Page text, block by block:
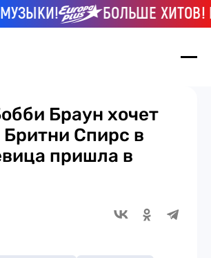
БОЛЬШЕ ХИТОВ!
Браун хочет
Бритни Спирс в
пришла в